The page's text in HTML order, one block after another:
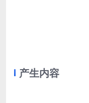
产生内容